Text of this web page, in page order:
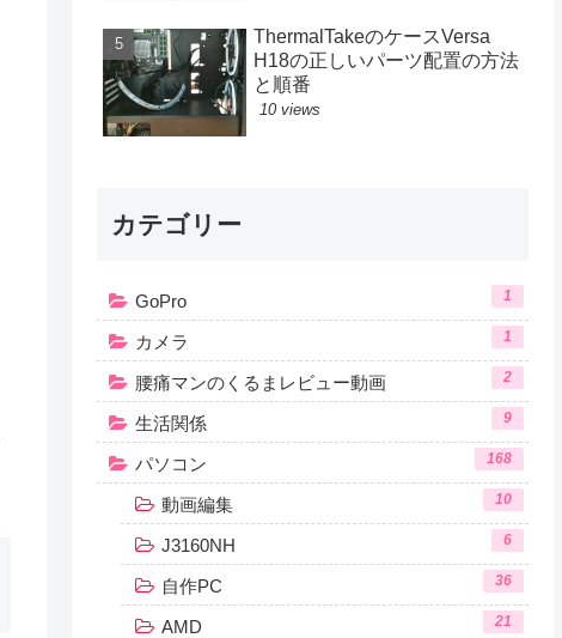
ThermalTakeのケースVersa
H18の正しいパーツ配置の方法
と順番
10 views
カテゴリー
GoPro 1
カメラ 1
腰痛マンのくるまレビュー動画 2
生活関係 9
パソコン 168
動画編集 10
J3160NH 6
自作PC 36
AMD 21